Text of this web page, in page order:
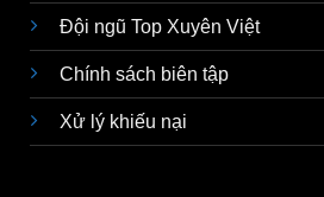
Đội ngũ Top Xuyên Việt
Chính sách biên tập
Xử lý khiếu nại